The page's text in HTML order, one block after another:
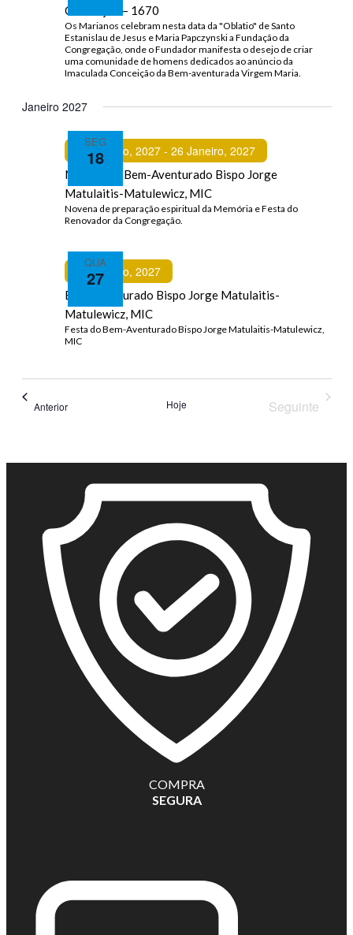
Conceição – 1670
Janeiro 2027
SEG
18
18 Janeiro, 2027- 26 Janeiro, 2027
Novena ao Bem-Aventurado Bispo Jorge
Matulaitis-Matulewicz, MIC
QUA
27
Featured27 Janeiro, 2027
Bem-Aventurado Bispo Jorge Matulaitis-
Matulewicz, MIC
AnteriorEventos Hoje
Seguinte
COMPRA
SEGURA